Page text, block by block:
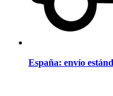
España: envío